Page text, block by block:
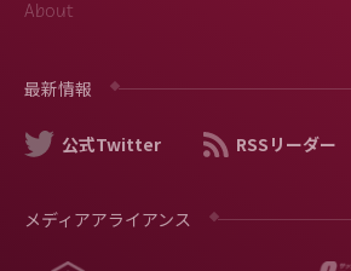
About
最新情報
公式Twitter RSSリーダー
メディアアライアンス